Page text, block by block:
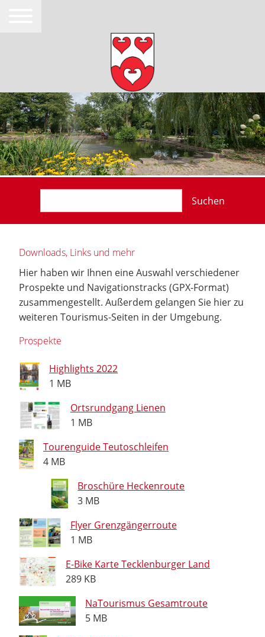
Suchen
Downloads, Links und mehr
Hier haben wir Ihnen eine Auswahl verschiedener
Prospekte und Navigationstracks (GPX-Format)
zusammengestellt. Außerdem gelangen Sie hier zu
weiteren Tourismus-Seiten in der Umgebung.
Prospekte
Highlights 2022
1 MB
Ortsrundgang Lienen
1 MB
Tourenguide Teutoschleifen
4 MB
Broschüre Heckenroute
3 MB
Flyer Grenzgängerroute
1 MB
E-Bike Karte Tecklenburger Land
289 KB
NaTourismus Gesamtroute
5 MB